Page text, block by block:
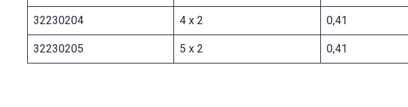
32230204 4 x 2 0,41
32230205 5 x 2 0,41